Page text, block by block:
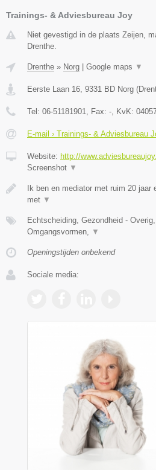
Trainings- & Adviesbureau Joy
Niet gevestigd in de plaats Zeijen,
Drenthe.
Drenthe » Norg Google maps ▼
Eerste Laan 16, 9331 BD Norg (
Tel: 06-51181901, Fax: -, KvK:
E-mail › Trainings- & Adviesbureau
Website: http://
Screenshot ▼
Ik ben en mediator met ruim 20
met ▼
Echtscheiding, Gezondheid -
Omgangsvormen, ▼
Openingstijden onbekend
Sociale media: